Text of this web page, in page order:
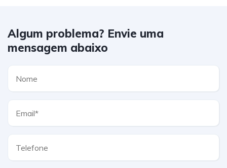
Algum problema? Envie uma
mensagem abaixo